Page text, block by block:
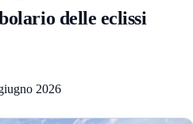
delle eclissi
2026